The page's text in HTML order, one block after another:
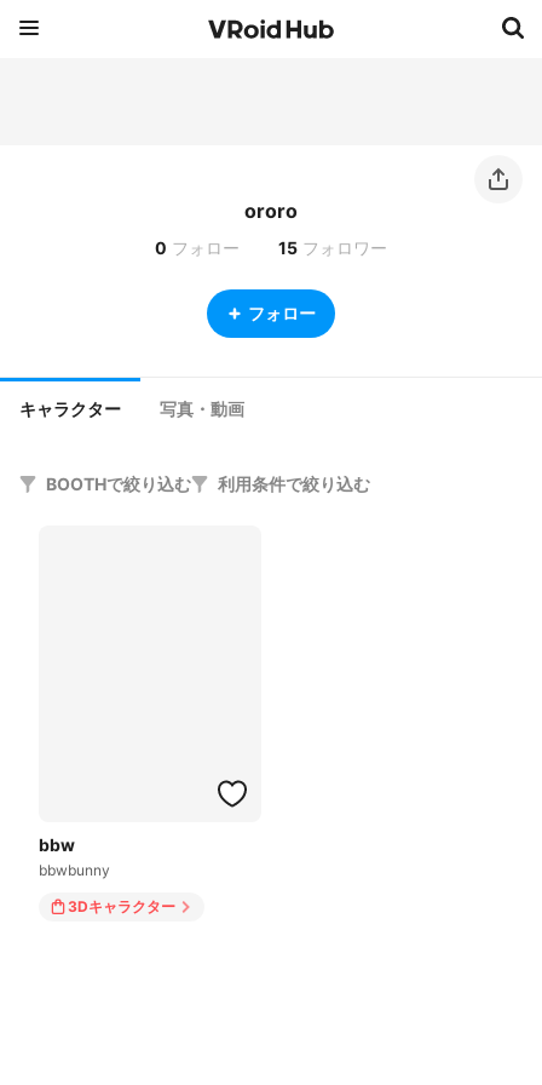
ororo
0 フォロー 15 フォロワー
フォロー
キャラクター 写真・動画
BOOTHで絞り込む 利用条件で絞り込む
bbw
bbwbunny
3Dキャラクター